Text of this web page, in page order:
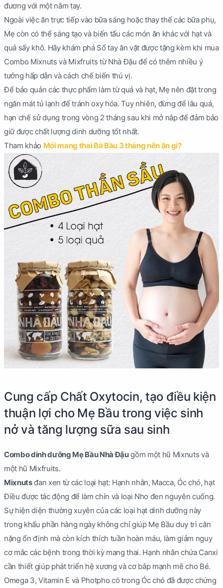
đương với một nắm tay.
Ngoài việc ăn trực tiếp vào bữa sáng hoặc thay thế các bữa phụ,
Mẹ còn có thể sáng tạo và biến tấu các món ăn khác với hạt và
quả sấy khô. Hãy khám phá Sổ tay ăn vặt được tặng kèm khi mua
Combo Mixnuts và Mixfruits từ Nhà Đậu để có thêm nhiều ý
tưởng hấp dẫn và cách chế biến thú vị.
Để bảo quản các thực phẩm làm từ quả và hạt, Mẹ nên đặt trong
ngăn mát tủ lạnh để tránh oxy hóa. Tuy nhiên, đừng để lâu quá,
hạn chế sử dụng trong vòng 2 tháng sau khi mở nắp để đảm bảo
giữ được chất lượng dinh dưỡng tốt nhất.
Tham khảo Mới mang thai Bà Bầu 3 tháng nên ăn gì?
Cung cấp Chất Oxytocin, tạo điều kiện
thuận lợi cho Mẹ Bầu trong việc sinh
nở và tăng lượng sữa sau sinh
Combo dinh dưỡng Mẹ Bầu Nhà Đậugồm một hũ Mixnuts và
một hũ Mixfruits.
Mixnutsđan xen từ các loại hạt: Hạnh nhân, Macca, Óc chó, hạt
Điều được tác động để làm chín và loại Nho đen nguyên cuống.
Sự hiện diện thường xuyên của các loại hạt dinh dưỡng này
trong khẩu phần hàng ngày không chỉ giúp Mẹ Bầu duy trì cân
nặng ổn định mà còn kích thích tuần hoàn máu, làm giảm nguy
cơ mắc các bệnh trong thời kỳ mang thai. Hạnh nhân chứa Canxi
cần thiết giúp phát triển hệ xương và cơ bắp mạnh mẽ cho Bé.
Omega 3, Vitamin E và Photpho có trong Óc chó đã được chứng